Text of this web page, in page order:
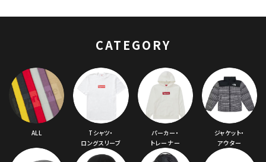
CATEGORY
ALL
Tシャツ・
ロングスリーブ
パーカー・
トレーナー
ジャケット・
アウター